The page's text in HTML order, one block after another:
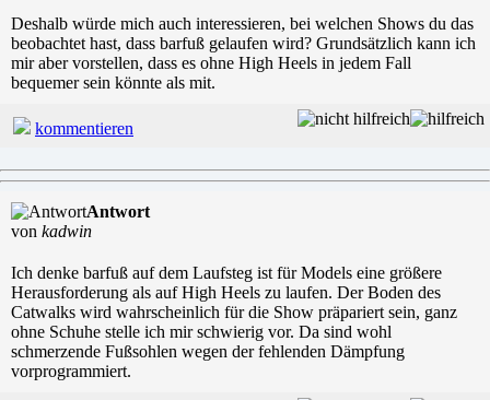
Deshalb würde mich auch interessieren, bei welchen Shows du das
beobachtet hast, dass barfuß gelaufen wird? Grundsätzlich kann ich
mir aber vorstellen, dass es ohne High Heels in jedem Fall
bequemer sein könnte als mit.
kommentieren
Antwort
von kadwin
Ich denke barfuß auf dem Laufsteg ist für Models eine größere
Herausforderung als auf High Heels zu laufen. Der Boden des
Catwalks wird wahrscheinlich für die Show präpariert sein, ganz
ohne Schuhe stelle ich mir schwierig vor. Da sind wohl
schmerzende Fußsohlen wegen der fehlenden Dämpfung
vorprogrammiert.